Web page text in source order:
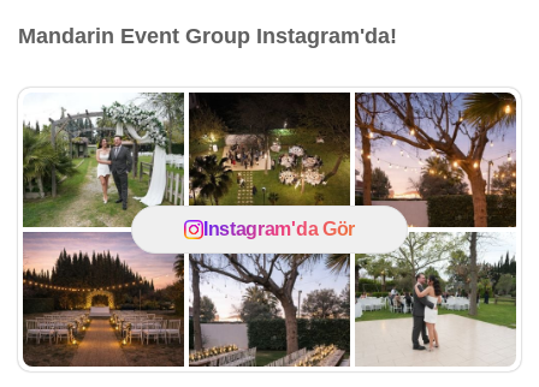
Mandarin Event Group Instagram'da!
Instagram'da Gör